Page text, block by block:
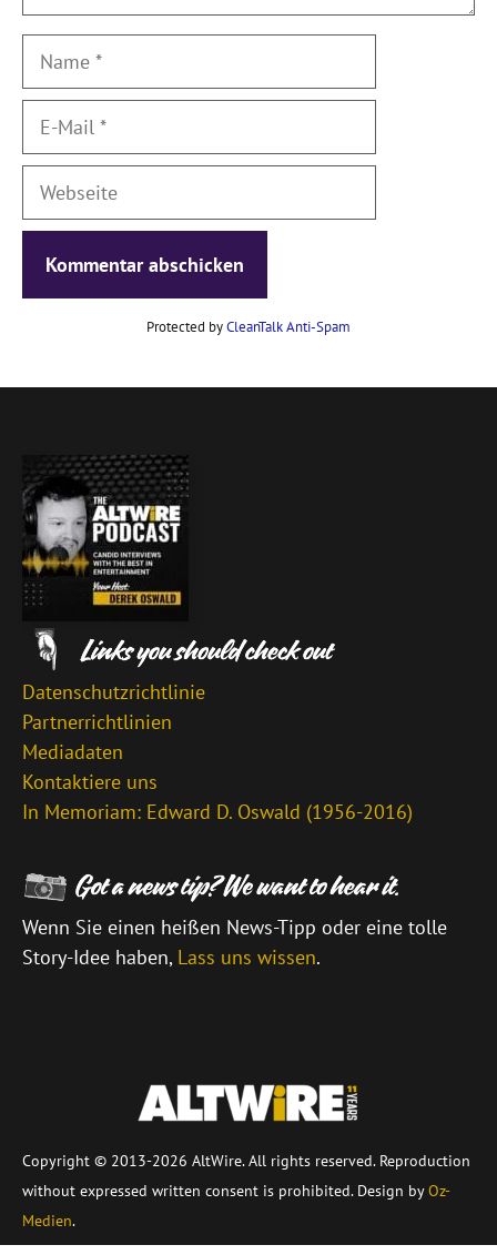
Name
Webseite
Protected byCleanTalk Anti-Spam
Datenschutzrichtlinie
Partnerrichtlinien
Mediadaten
Kontaktiere uns
In Memoriam: Edward D. Oswald (1956-2016)
Wenn Sie einen heißen News-Tipp oder eine tolle
Story-Idee haben, Lass uns wissen.
Copyright © 2013-2026 AltWire. All rights reserved. Reproduction
without expressed written consent is prohibited. Design byOz-
Medien.